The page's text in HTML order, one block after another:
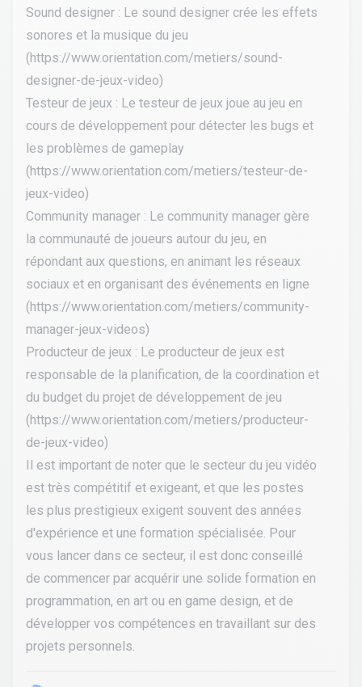
Sound designer : Le sound designer crée les effets
sonores et la musique du jeu
(https://www.orientation.com/metiers/sound-
designer-de-jeux-video)
Testeur de jeux : Le testeur de jeux joue au jeu en
cours de développement pour détecter les bugs et
les problèmes de gameplay
(https://www.orientation.com/metiers/testeur-de-
jeux-video)
Community manager : Le community manager gère
la communauté de joueurs autour du jeu, en
répondant aux questions, en animant les réseaux
sociaux et en organisant des événements en ligne
(https://www.orientation.com/metiers/community-
manager-jeux-videos)
Producteur de jeux : Le producteur de jeux est
responsable de la planification, de la coordination et
du budget du projet de développement de jeu
(https://www.orientation.com/metiers/producteur-
de-jeux-video)
Il est important de noter que le secteur du jeu vidéo
est très compétitif et exigeant, et que les postes
les plus prestigieux exigent souvent des années
d'expérience et une formation spécialisée. Pour
vous lancer dans ce secteur, il est donc conseillé
de commencer par acquérir une solide formation en
programmation, en art ou en game design, et de
développer vos compétences en travaillant sur des
projets personnels.